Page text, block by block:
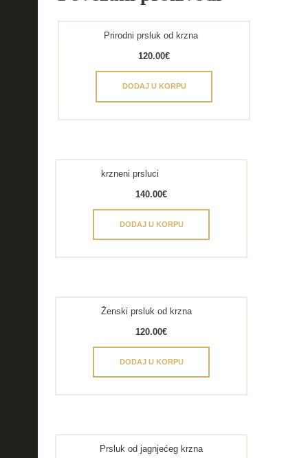
Prirodni prsluk od krzna
120.00€
DODAJ U KORPU
krzneni prsluci
140.00€
DODAJ U KORPU
Ženski prsluk od krzna
120.00€
DODAJ U KORPU
Prsluk od jagnjećeg krzna